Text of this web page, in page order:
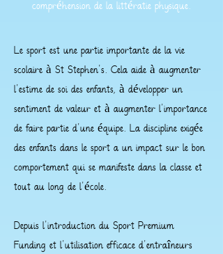
compréhension de la littératie physique.
Le sport est une partie importante de la vie
scolaire à St Stephen's. Cela aide à augmenter
l'estime de soi des enfants, à développer un
sentiment de valeur et à augmenter l'importance
de faire partie d'une équipe. La discipline exigée
des enfants dans le sport a un impact sur le bon
comportement qui se manifeste dans la classe et
tout au long de l'école.
Depuis l'introduction du Sport Premium
Funding et l'utilisation efficace d'entraîneurs